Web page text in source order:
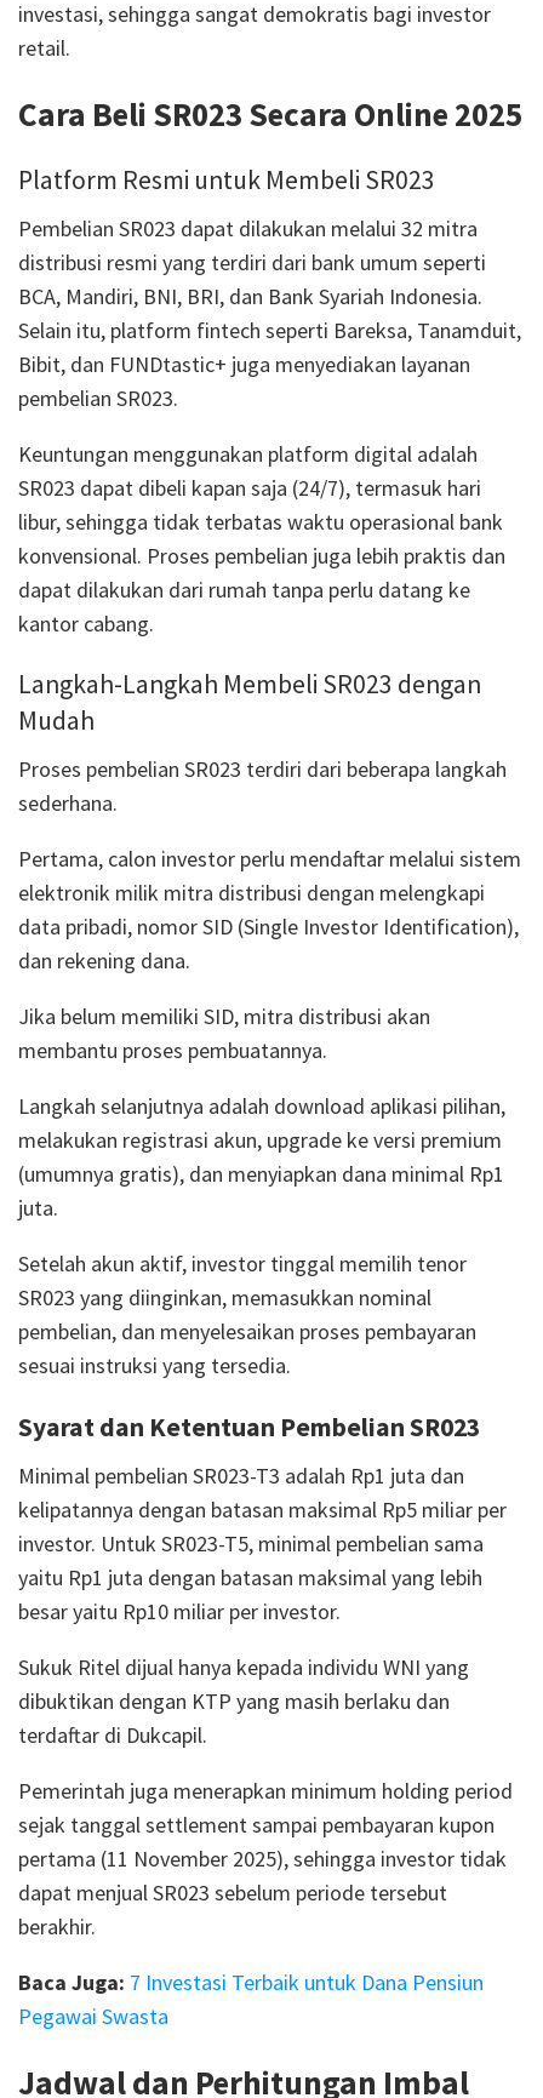
investasi, sehingga sangat demokratis bagi investor
retail.
Cara Beli SR023 Secara Online 2025
Platform Resmi untuk Membeli SR023
Pembelian SR023 dapat dilakukan melalui 32 mitra
distribusi resmi yang terdiri dari bank umum seperti
BCA, Mandiri, BNI, BRI, dan Bank Syariah Indonesia.
Selain itu, platform fintech seperti Bareksa, Tanamduit,
Bibit, dan FUNDtastic+ juga menyediakan layanan
pembelian SR023.
Keuntungan menggunakan platform digital adalah
SR023 dapat dibeli kapan saja (24/7), termasuk hari
libur, sehingga tidak terbatas waktu operasional bank
konvensional. Proses pembelian juga lebih praktis dan
dapat dilakukan dari rumah tanpa perlu datang ke
kantor cabang.
Langkah-Langkah Membeli SR023 dengan
Mudah
Proses pembelian SR023 terdiri dari beberapa langkah
sederhana.
Pertama, calon investor perlu mendaftar melalui sistem
elektronik milik mitra distribusi dengan melengkapi
data pribadi, nomor SID (Single Investor Identification),
dan rekening dana.
Jika belum memiliki SID, mitra distribusi akan
membantu proses pembuatannya.
Langkah selanjutnya adalah download aplikasi pilihan,
melakukan registrasi akun, upgrade ke versi premium
(umumnya gratis), dan menyiapkan dana minimal Rp1
juta.
Setelah akun aktif, investor tinggal memilih tenor
SR023 yang diinginkan, memasukkan nominal
pembelian, dan menyelesaikan proses pembayaran
sesuai instruksi yang tersedia.
Syarat dan Ketentuan Pembelian SR023
Minimal pembelian SR023-T3 adalah Rp1 juta dan
kelipatannya dengan batasan maksimal Rp5 miliar per
investor. Untuk SR023-T5, minimal pembelian sama
yaitu Rp1 juta dengan batasan maksimal yang lebih
besar yaitu Rp10 miliar per investor.
Sukuk Ritel dijual hanya kepada individu WNI yang
dibuktikan dengan KTP yang masih berlaku dan
terdaftar di Dukcapil.
Pemerintah juga menerapkan minimum holding period
sejak tanggal settlement sampai pembayaran kupon
pertama (11 November 2025), sehingga investor tidak
dapat menjual SR023 sebelum periode tersebut
berakhir.
Baca Juga: 7 Investasi Terbaik untuk Dana Pensiun
Pegawai Swasta
Jadwal dan Perhitungan Imbal